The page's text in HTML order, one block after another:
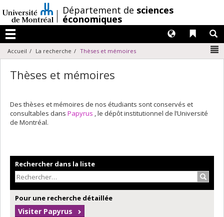
au
contenu
/Département de sciences
économiques
Menu
Liens
Langues
Accueil La recherche Thèses et mémoires
Thèses et mémoires
Des thèses et mémoires de nos étudiants sont conservés et
consultables dans Papyrus , le dépôt institutionnel de l’Université
de Montréal.
Rechercher dans la liste
Pour une recherche détaillée
Visiter Papyrus